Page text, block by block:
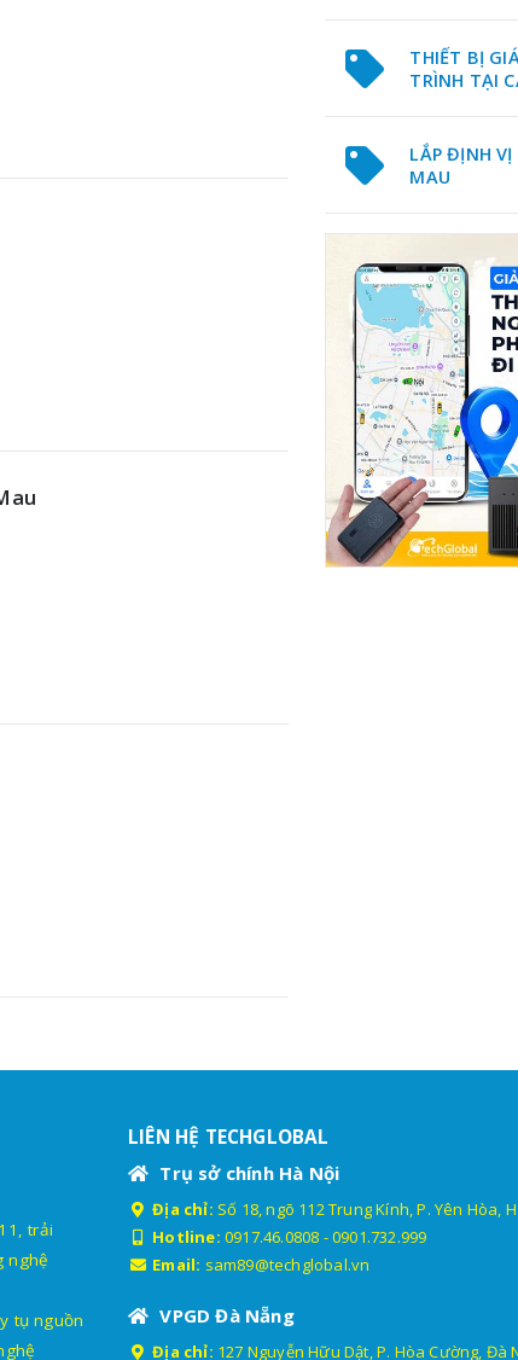
THIẾT BỊ
TRÌNH TẠI
LẮP ĐỊNH VỊ
MAU
trải
nghệ
tụ nguồn
LIÊN HỆ TECHGLOBAL
Trụ sở chính Hà Nội
Địa chỉ: Số 18, ngõ 112 Trung Kính, P. Yên Hòa,
Hotline: 0917.46.0808 -0901.732.999
Email: sam89@techglobal.vn
VPGD Đà Nẵng
Địa chỉ: 127 Nguyễn Hữu Dật, P. Hòa Cường, Đà